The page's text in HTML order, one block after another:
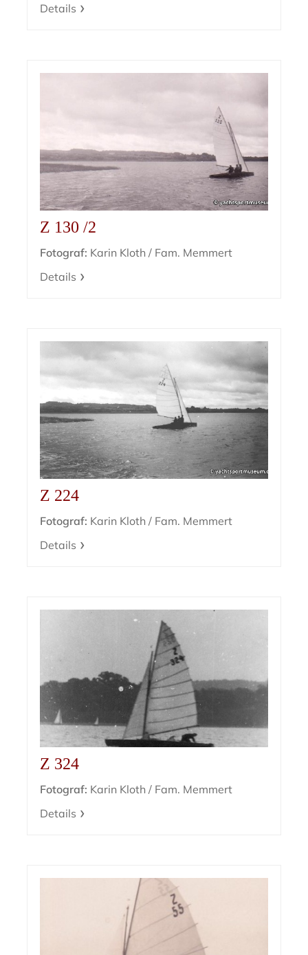
Details
Z 130 /2
Fotograf: Karin Kloth / Fam. Memmert
Details
Z 224
Fotograf: Karin Kloth / Fam. Memmert
Details
Z 324
Fotograf: Karin Kloth / Fam. Memmert
Details